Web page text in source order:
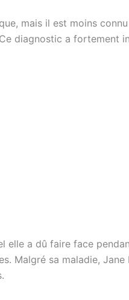
mais il est moins connu
diagnostic a fortement
a dû faire face
Malgré sa maladie,